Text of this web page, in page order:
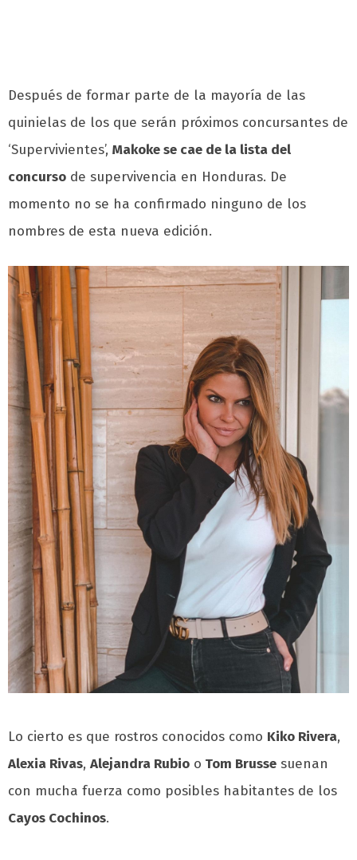
Después de formar parte de la mayoría de las
quinielas de los que serán próximos concursantes de
‘Supervivientes’, Makoke se cae de la lista del
concurso de supervivencia en Honduras. De
momento no se ha confirmado ninguno de los
nombres de esta nueva edición.
Lo cierto es que rostros conocidos como Kiko Rivera,
Alexia Rivas, Alejandra Rubio o Tom Brusse suenan
con mucha fuerza como posibles habitantes de los
Cayos Cochinos.